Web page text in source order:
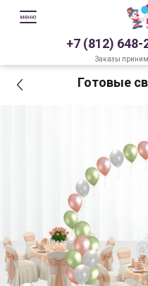
+7 (812) 648-
Заказы
Готовые